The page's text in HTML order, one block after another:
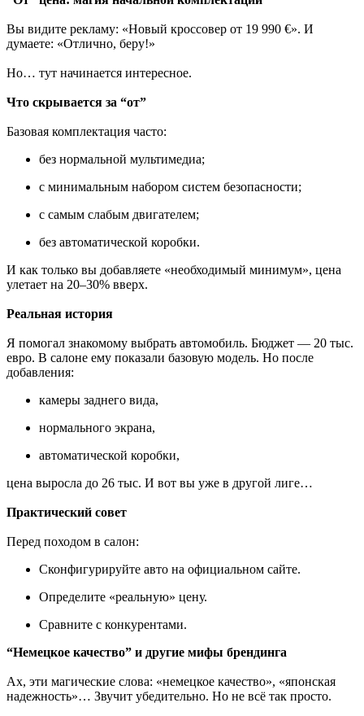
Вы видите рекламу: «Новый кроссовер от 19 990 €». И
думаете: «Отлично, беру!»
Но… тут начинается интересное.
Что скрывается за “от”
Базовая комплектация часто:
без нормальной мультимедиа;
с минимальным набором систем безопасности;
с самым слабым двигателем;
без автоматической коробки.
И как только вы добавляете «необходимый минимум», цена
улетает на 20–30% вверх.
Реальная история
Я помогал знакомому выбрать автомобиль. Бюджет — 20 тыс.
евро. В салоне ему показали базовую модель. Но после
добавления:
камеры заднего вида,
нормального экрана,
автоматической коробки,
цена выросла до 26 тыс. И вот вы уже в другой лиге…
Практический совет
Перед походом в салон:
Сконфигурируйте авто на официальном сайте.
Определите «реальную» цену.
Сравните с конкурентами.
“Немецкое качество” и другие мифы брендинга
Ах, эти магические слова: «немецкое качество», «японская
надежность»… Звучит убедительно. Но не всё так просто.